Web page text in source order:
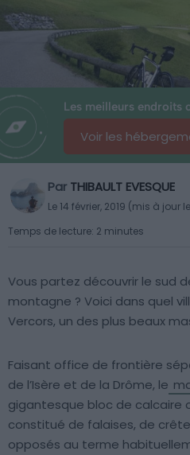
Les meilleurs endroits
Voir les
Par THIBAULT EVESQUE
Le 14 février, 2019 (mis à jour
Temps de lecture: 2 minutes
Vous partez découvrir le sud
montagne ? Voici dans quel
Vercors, un des plus beaux
Faisant office de frontière
de l’Isère et de la Drôme, le
gigantesque bloc de calcaire
constitué de falaises, de
opposés au terme